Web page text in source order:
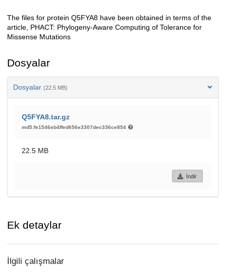
Açıklama
The files for protein Q5FYA8 have been obtained in terms of the
article, PHACT: Phylogeny-Aware Computing of Tolerance for
Missense Mutations
Dosyalar
Dosyalar (22.5 MB)
Q5FYA8.tar.gz
md5:fe1546eb4ffed656e3307dec336ce854
22.5 MB
İndir
Ek detaylar
İlgili çalışmalar